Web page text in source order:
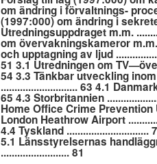
om ändring i förvaltnings-
(1997:000) om ändring i
Utredningsuppdraget m.m.
om övervakningskameror
och upptagning av ljud
51 3.1 Utredningen om
54 3.3 Tänkbar utveckling
............................ 63 4.1
65 4.3 Storbritannien
Home Office Crime Prevention
London Heathrow Airport
4.4 Tyskland
5.1 Länsstyrelsernas
......................... 81